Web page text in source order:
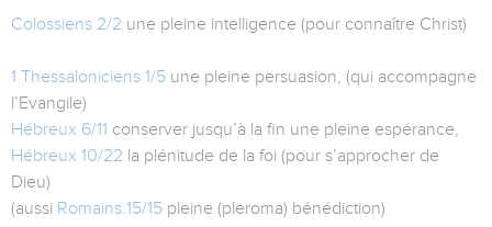
Colossiens 2/2 une pleine intelligence (pour connaître Christ)
1 Thessaloniciens 1/5 une pleine persuasion, (qui accompagne
l’Evangile)
Hébreux 6/11 conserver jusqu’à la fin une pleine espérance,
Hébreux 10/22 la plénitude de la foi (pour s’approcher de
Dieu)
(aussi Romains.15/15 pleine (pleroma) bénédiction)